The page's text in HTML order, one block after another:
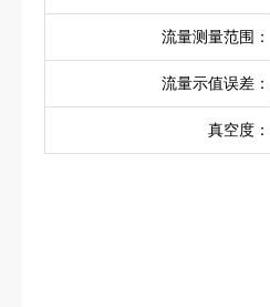
流量测量范围：
流量示值误差：
真空度：